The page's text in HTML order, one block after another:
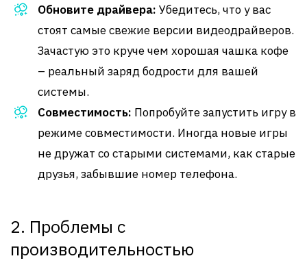
Обновите драйвера: Убедитесь, что у вас
стоят самые свежие версии видеодрайверов.
Зачастую это круче чем хорошая чашка кофе
– реальный заряд бодрости для вашей
системы.
Совместимость: Попробуйте запустить игру в
режиме совместимости. Иногда новые игры
не дружат со старыми системами, как старые
друзья, забывшие номер телефона.
2. Проблемы с
производительностью